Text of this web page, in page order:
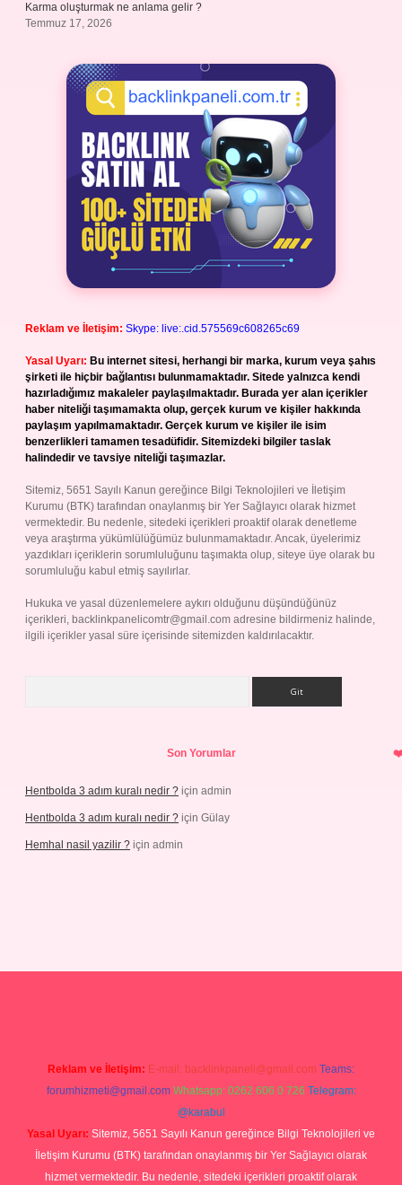
Karma oluşturmak ne anlama gelir ?
Temmuz 17, 2026
Reklam ve İletişim: Skype: live:.cid.575569c608265c69
Yasal Uyarı: Bu internet sitesi, herhangi bir marka, kurum veya şahıs
şirketi ile hiçbir bağlantısı bulunmamaktadır. Sitede yalnızca kendi
hazırladığımız makaleler paylaşılmaktadır. Burada yer alan içerikler
haber niteliği taşımamakta olup, gerçek kurum ve kişiler hakkında
paylaşım yapılmamaktadır. Gerçek kurum ve kişiler ile isim
benzerlikleri tamamen tesadüfidir. Sitemizdeki bilgiler taslak
halindedir ve tavsiye niteliği taşımazlar.
Sitemiz, 5651 Sayılı Kanun gereğince Bilgi Teknolojileri ve İletişim
Kurumu (BTK) tarafından onaylanmış bir Yer Sağlayıcı olarak hizmet
vermektedir. Bu nedenle, sitedeki içerikleri proaktif olarak denetleme
veya araştırma yükümlülüğümüz bulunmamaktadır. Ancak, üyelerimiz
yazdıkları içeriklerin sorumluluğunu taşımakta olup, siteye üye olarak bu
sorumluluğu kabul etmiş sayılırlar.
Hukuka ve yasal düzenlemelere aykırı olduğunu düşündüğünüz
içerikleri, backlinkpanelicomtr@gmail.com adresine bildirmeniz halinde,
ilgili içerikler yasal süre içerisinde sitemizden kaldırılacaktır.
Son Yorumlar
Hentbolda 3 adım kuralı nedir ? için admin
Hentbolda 3 adım kuralı nedir ? için Gülay
Hemhal nasil yazilir ? için admin
Reklam ve İletişim: E-mail: backlinkpaneli@gmail.com Teams:
forumhizmeti@gmail.com Whatsapp: 0262 606 0 726 Telegram:
@karabul
Yasal Uyarı: Sitemiz, 5651 Sayılı Kanun gereğince Bilgi Teknolojileri ve
İletişim Kurumu (BTK) tarafından onaylanmış bir Yer Sağlayıcı olarak
hizmet vermektedir. Bu nedenle, sitedeki içerikleri proaktif olarak